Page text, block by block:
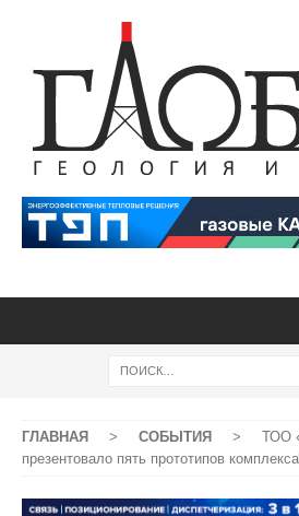
ГЛАВНАЯ > СОБЫТИЯ >
ТОО
презентовало пять прототипов